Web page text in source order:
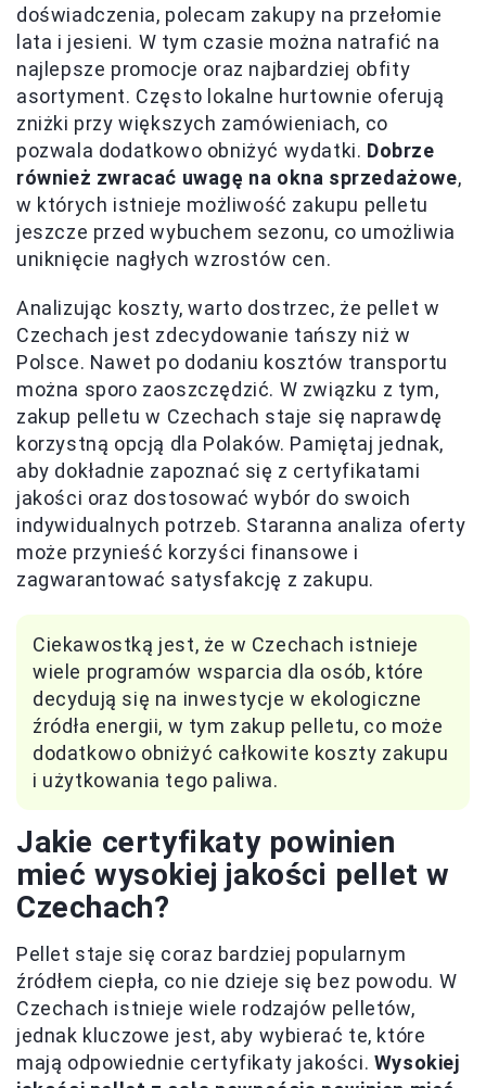
doświadczenia, polecam zakupy na przełomie
lata i jesieni. W tym czasie można natrafić na
najlepsze promocje oraz najbardziej obfity
asortyment. Często lokalne hurtownie oferują
zniżki przy większych zamówieniach, co
pozwala dodatkowo obniżyć wydatki. Dobrze
również zwracać uwagę na okna sprzedażowe,
w których istnieje możliwość zakupu pelletu
jeszcze przed wybuchem sezonu, co umożliwia
uniknięcie nagłych wzrostów cen.
Analizując koszty, warto dostrzec, że pellet w
Czechach jest zdecydowanie tańszy niż w
Polsce. Nawet po dodaniu kosztów transportu
można sporo zaoszczędzić. W związku z tym,
zakup pelletu w Czechach staje się naprawdę
korzystną opcją dla Polaków. Pamiętaj jednak,
aby dokładnie zapoznać się z certyfikatami
jakości oraz dostosować wybór do swoich
indywidualnych potrzeb. Staranna analiza oferty
może przynieść korzyści finansowe i
zagwarantować satysfakcję z zakupu.
Ciekawostką jest, że w Czechach istnieje
wiele programów wsparcia dla osób, które
decydują się na inwestycje w ekologiczne
źródła energii, w tym zakup pelletu, co może
dodatkowo obniżyć całkowite koszty zakupu
i użytkowania tego paliwa.
Jakie certyfikaty powinien
mieć wysokiej jakości pellet w
Czechach?
Pellet staje się coraz bardziej popularnym
źródłem ciepła, co nie dzieje się bez powodu. W
Czechach istnieje wiele rodzajów pelletów,
jednak kluczowe jest, aby wybierać te, które
mają odpowiednie certyfikaty jakości. Wysokiej